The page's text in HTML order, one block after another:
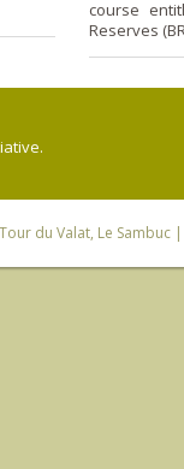
course
Reserves
du Valat, Le Sambuc